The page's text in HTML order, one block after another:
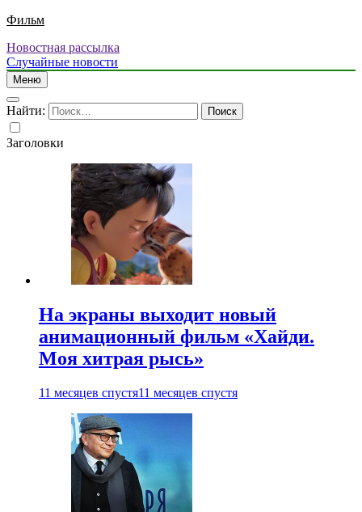
Фильм
Новостная рассылка
Случайные новости
Меню
Найти:
Заголовки
На экраны выходит новый
анимационный фильм «Хайди.
Моя хитрая рысь»
11 месяцев спустя11 месяцев спустя